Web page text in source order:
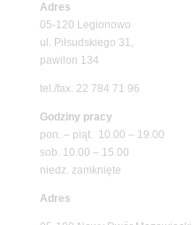
Adres
05-120 Legionowo
ul. Piłsudskiego 31,
pawilon 134
tel./fax. 22 784 71 96
Godziny pracy
pon. – piąt. 10.00 – 19.00
sob. 10.00 – 15.00
niedz. zamknięte
Adres